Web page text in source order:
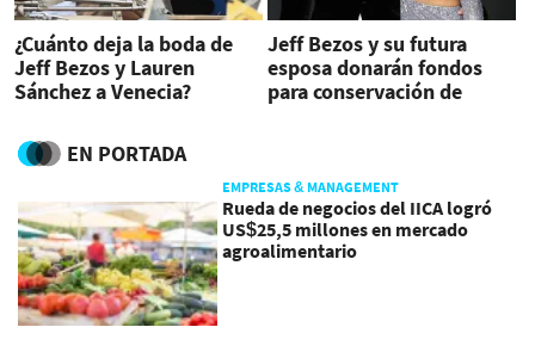
¿Cuánto deja la boda de
Jeff Bezos y Lauren
Sánchez a Venecia?
Jeff Bezos y su futura
esposa donarán fondos
para conservación de
EN PORTADA
EMPRESAS & MANAGEMENT
Rueda de negocios del IICA logró
US$25,5 millones en mercado
agroalimentario